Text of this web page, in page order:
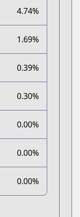
4.74%
1.69%
0.39%
0.30%
0.00%
0.00%
0.00%